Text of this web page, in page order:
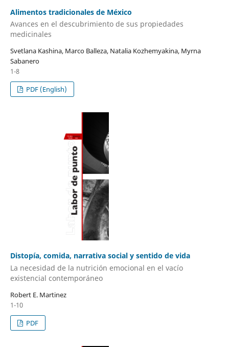
Alimentos tradicionales de México
Avances en el descubrimiento de sus propiedades
medicinales
Svetlana Kashina, Marco Balleza, Natalia Kozhemyakina, Myrna
Sabanero
1-8
PDF (English)
Distopía, comida, narrativa social y sentido de vida
La necesidad de la nutrición emocional en el vacío
existencial contemporáneo
Robert E. Martinez
1-10
PDF